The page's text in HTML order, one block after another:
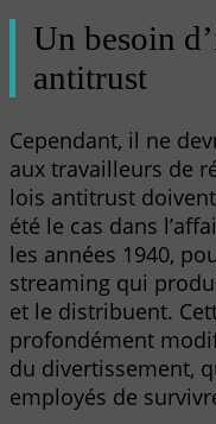
Un besoin
antitrust
Cependant, il ne
aux travailleurs de
lois antitrust
été le cas dans
les années 1940,
streaming qui
et le distribuent.
profondément
du divertissement,
employés de